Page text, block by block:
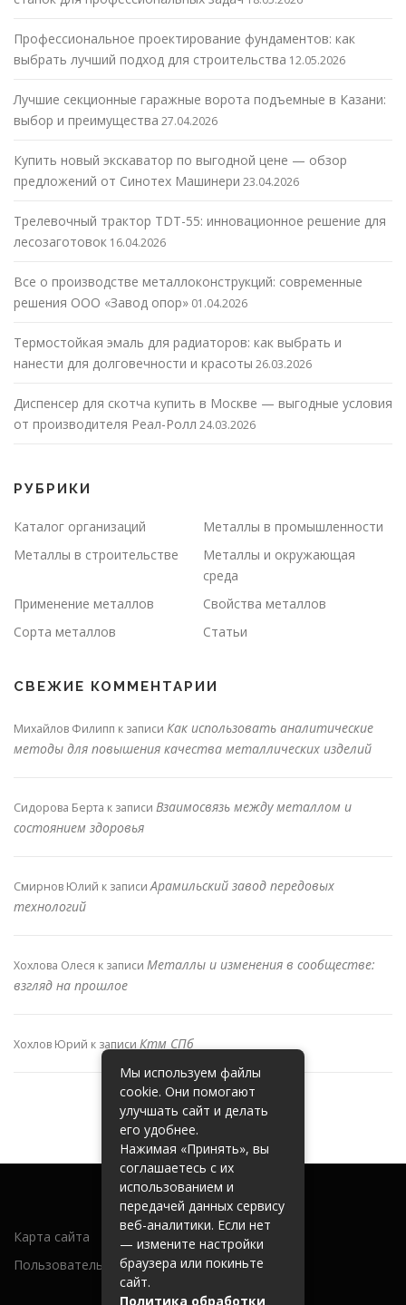
Профессиональное проектирование фундаментов: как
выбрать лучший подход для строительства 12.05.2026
Лучшие секционные гаражные ворота подъемные в Казани:
выбор и преимущества 27.04.2026
Купить новый экскаватор по выгодной цене — обзор
предложений от Синотех Машинери 23.04.2026
Трелевочный трактор TDT-55: инновационное решение для
лесозаготовок 16.04.2026
Все о производстве металлоконструкций: современные
решения ООО «Завод опор» 01.04.2026
Термостойкая эмаль для радиаторов: как выбрать и
нанести для долговечности и красоты 26.03.2026
Диспенсер для скотча купить в Москве — выгодные условия
от производителя Реал-Ролл 24.03.2026
РУБРИКИ
Каталог организаций
Металлы в промышленности
Металлы в строительстве
Металлы и окружающая
среда
Применение металлов
Свойства металлов
Сорта металлов
Статьи
СВЕЖИЕ КОММЕНТАРИИ
Михайлов Филипп к записи Как использовать аналитические
методы для повышения качества металлических изделий
Сидорова Берта к записи Взаимосвязь между металлом и
состоянием здоровья
Смирнов Юлий к записиАрамильский завод передовых
технологий
Хохлова Олеся к записи Металлы и изменения в сообществе:
взгляд на прошлое
Хохлов Юрий к записи Ктм СПб
Карта сайта
Пользовательское соглашение
Мы используем файлы
cookie. Они помогают
улучшать сайт и делать
его удобнее.
Нажимая «Принять», вы
соглашаетесь с их
использованием и
передачей данных сервису
веб-аналитики. Если нет
— измените настройки
браузера или покиньте
сайт.
Политика обработки